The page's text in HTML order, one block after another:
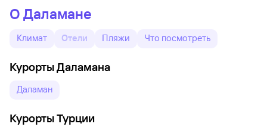
О Даламане
Климат Отели Пляжи Что посмотреть
Курорты Даламана
Даламан
Курорты Турции